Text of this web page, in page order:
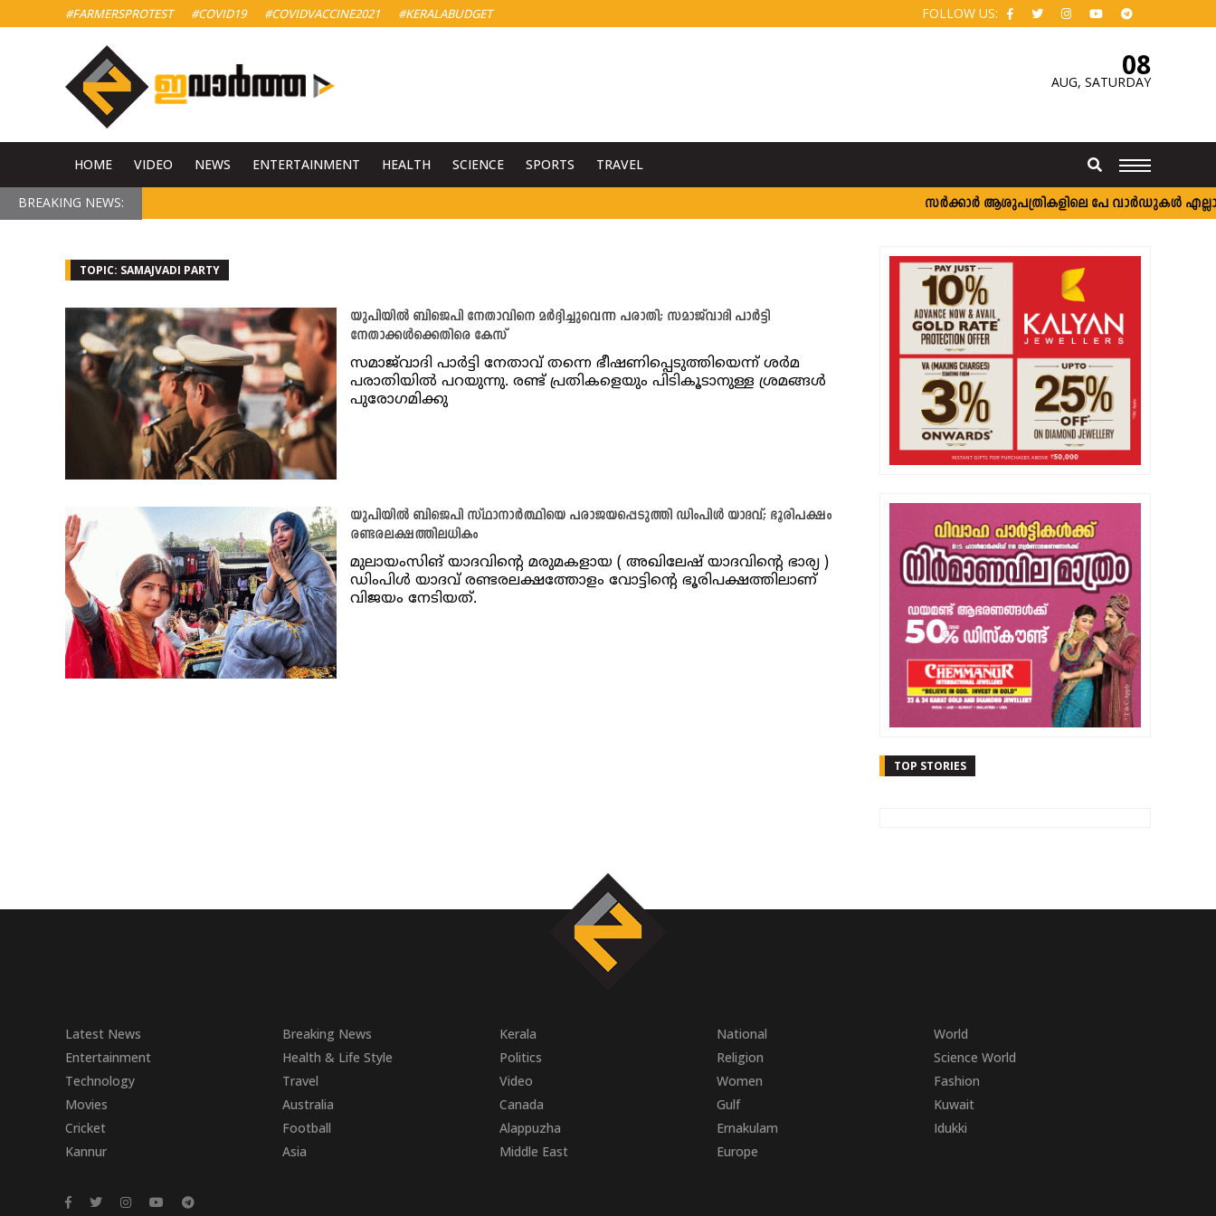
#FARMERSPROTEST #COVID19 #COVIDVACCINE2021 #KERALABUDGET FOLLOW US:
08
AUG, SATURDAY
HOME VIDEO NEWS ENTERTAINMENT HEALTH SCIENCE SPORTS TRAVEL
BREAKING NEWS: സർക്കാർ ആശുപത്രികളിലെ പേ വാർഡുകൾ
TOPIC: SAMAJVADI PARTY
യുപിയിൽ ബിജെപി നേതാവിനെ മർദ്ദിച്ചുവെന്ന പരാതി; സമാജ്‌വാദി പാർട്ടി
നേതാക്കൾക്കെതിരെ കേസ്
സമാജ്‌വാദി പാർട്ടി നേതാവ് തന്നെ ഭീഷണിപ്പെടുത്തിയെന്ന് ശർമ
പരാതിയിൽ പറയുന്നു. രണ്ട് പ്രതികളെയും പിടികൂടാനുള്ള ശ്രമങ്ങൾ
പുരോഗമിക്കു
യുപിയിൽ ബിജെപി സ്ഥാനാർത്ഥിയെ പരാജയപ്പെടുത്തി ഡിംപിള്‍ യാദവ്; ഭൂരിപക്ഷം
രണ്ടരലക്ഷത്തിലധികം
മുലായംസിങ് യാദവിന്‍റെ മരുമകളായ ( അഖിലേഷ് യാദവിന്റെ ഭാര്യ )
ഡിംപിള്‍ യാദവ് രണ്ടരലക്ഷത്തോളം വോട്ടിന്‍റെ ഭൂരിപക്ഷത്തിലാണ്
വിജയം നേടിയത്.
TOP STORIES
Latest News Breaking News Kerala National
World
Entertainment
Health & Life Style Politics Religion
Science World
Technology
Travel Video Women
Fashion
Movies
Australia Canada Gulf
Kuwait
Cricket
Football Alappuzha Ernakulam
Idukki
Kannur
Asia Middle East Europe